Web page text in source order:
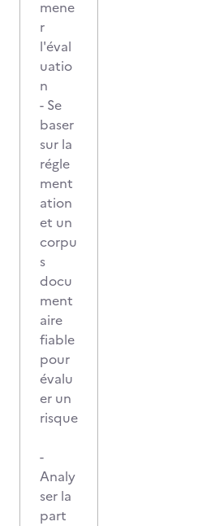
mene
r
l'éval
uatio
n
- Se
baser
sur la
régle
ment
ation
et un
corpu
s
docu
ment
aire
fiable
pour
évalu
er un
risque
-
Analy
ser la
part